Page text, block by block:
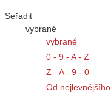
Seřadit
vybrané
vybrané
0 - 9 - A - Z
Z - A - 9 - 0
Od nejlevnějšího